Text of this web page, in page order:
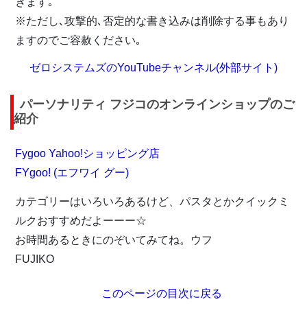
※ただし､攻撃的､否定的な書き込みは削除する事もあり
ますのでご容赦ください｡
ゼロシステムズのYouTubeチャンネル(外部サイト)
パーソナリティ フジコのオンラインショップのご
紹介
Fygoo Yahoo!ショッピング店
FYgoo! (エフワイ グー)
カテゴリーはいろいろあるけど、パスタとかクイックミ
ルクおすすめだよーーー☆
お時間あるときにのぞいてみてね。ウフ
FUJIKO
このページの目次に戻る